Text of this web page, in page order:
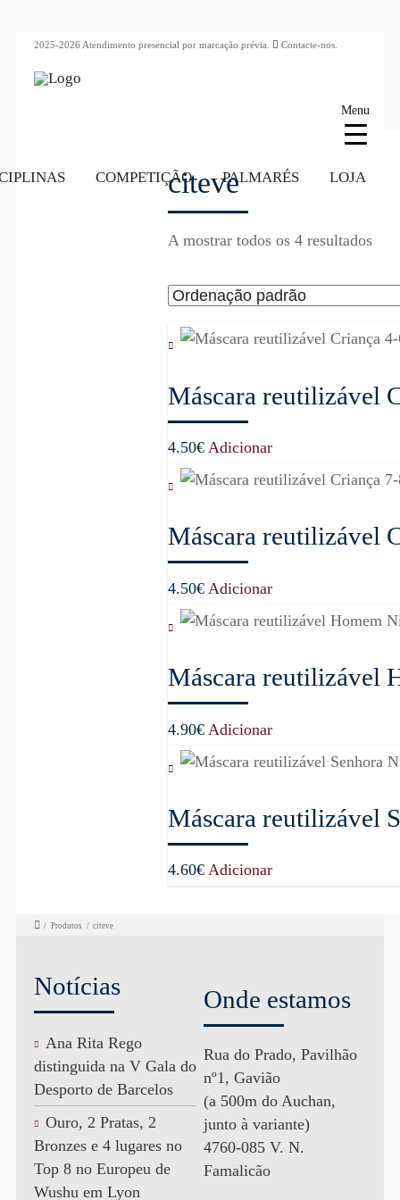
2025-2026 Atendimento presencial por marcação prévia. Contacte-nos.
COMPETIÇÃO PALMARÉS LOJA
citeve
A mostrar todos os 4 resultados
Máscara reutilizável
4.50€ Adicionar
Máscara reutilizável
4.50€ Adicionar
Máscara reutilizável
4.90€ Adicionar
Máscara reutilizável
4.60€ Adicionar
/ Produtos / citeve
Notícias
Ana Rita Rego
distinguida na V Gala do
Desporto de Barcelos
Ouro, 2 Pratas, 2
Bronzes e 4 lugares no
Top 8 no Europeu de
Wushu em Lyon
Onde estamos
Rua do Prado, Pavilhão
nº1, Gavião
(a 500m do Auchan,
junto à variante)
4760-085 V. N.
Famalicão
Menu